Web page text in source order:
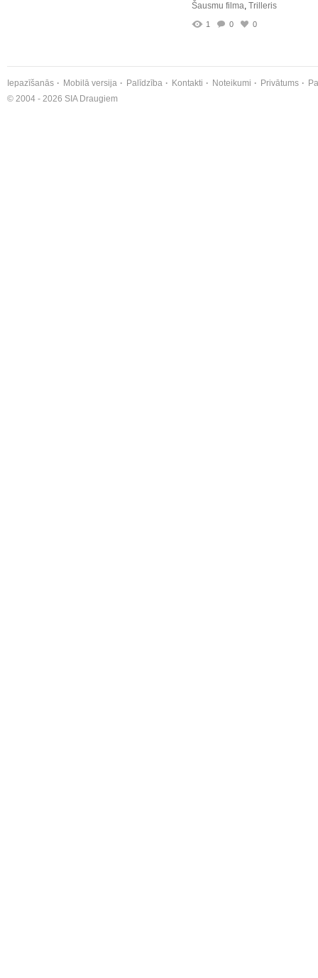
Šausmu filma, Trilleris
1 0 0
Iepazīšanās Mobilā versija Palīdzība Kontakti Noteikumi Privātums
© 2004 - 2026 SIA Draugiem